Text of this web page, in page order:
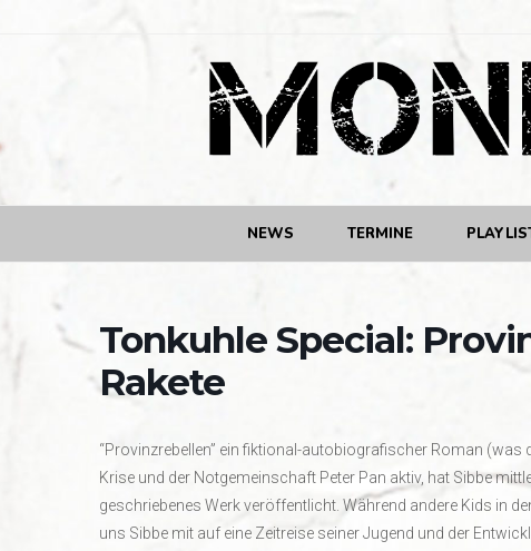
NEWS TERMINE
Tonkuhle Special:
Rakete
“Provinzrebellen” ein fiktional-autobiografischer Roman (was
Krise und der Notgemeinschaft Peter Pan aktiv, hat Sibbe
geschriebenes Werk veröffentlicht. Während andere Kids in
uns Sibbe mit auf eine Zeitreise seiner Jugend und der